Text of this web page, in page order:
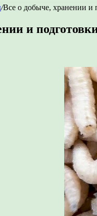
/Все о добыче, хранении и
и